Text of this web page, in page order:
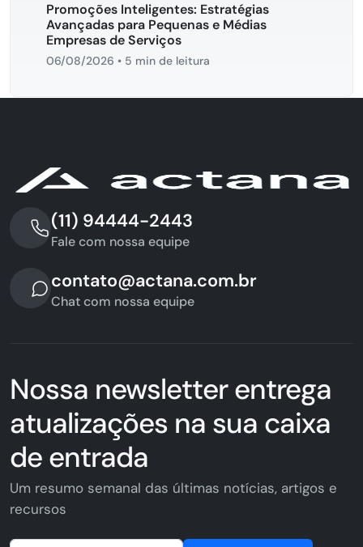
Promoções Inteligentes: Estratégias
Avançadas para Pequenas e Médias
Empresas de Serviços
06/08/2026 • 5 min de leitura
(11) 94444-2443
Fale com nossa equipe
contato@actana.com.br
Chat com nossa equipe
Nossa newsletter entrega
atualizações na sua caixa
de entrada
Um resumo semanal das últimas notícias, artigos e
recursos